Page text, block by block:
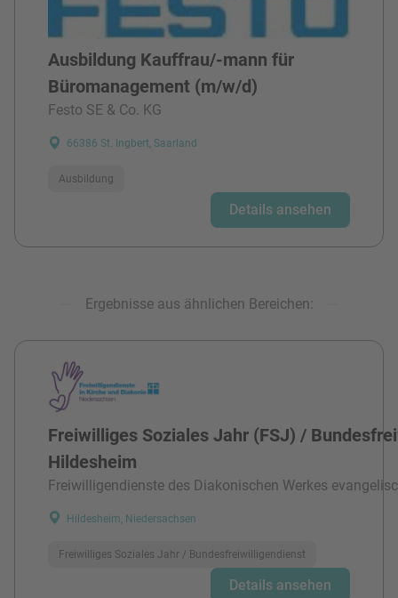
Ausbildung Kauffrau/-mann für
Büromanagement (m/w/d)
Festo SE & Co. KG
66386 St. Ingbert, Saarland
Ausbildung
Details ansehen
Ergebnisse aus ähnlichen Bereichen:
Freiwilliges Soziales Jahr (FSJ) /
Hildesheim
Freiwilligendienste des Diakonischen Werkes
Hildesheim, Niedersachsen
Freiwilliges Soziales Jahr / Bundesfreiwilligendienst
Details ansehen